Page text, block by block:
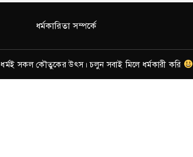
ধর্মকারিতা সম্পর্কে
ধর্মই সকল কৌতুকের উৎস। চলুন সবাই মিলে ধর্মকারী করি